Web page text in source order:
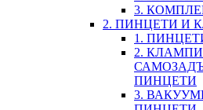
3.
2. ПИНЦЕТИ И
1.
2.
ПИНЦЕТИ
3.